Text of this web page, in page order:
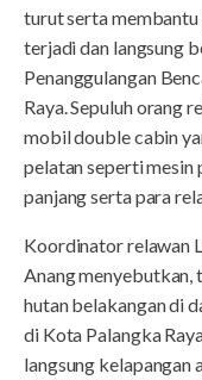
turut serta membantu
terjadi dan langsung
Penanggulangan
Raya. Sepuluh orang
mobil double cabin
pelatan seperti mesin
panjang serta para
Koordinator relawan
Anang menyebutkan,
hutan belakangan di
di Kota Palangka
langsung kelapangan